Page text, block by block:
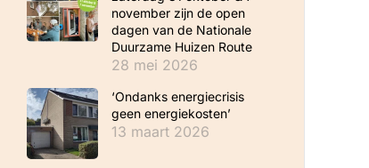
november zijn de open
dagen van de Nationale
Duurzame Huizen Route
28 mei 2026
‘Ondanks energiecrisis
geen energiekosten’
13 maart 2026